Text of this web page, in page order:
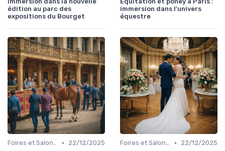
édition au parc des
expositions du Bourget
immersion dans l'univers
équestre
Foires et Salons Grand Public •
22/12/2025
Foires et Salons Grand Public •
22/12/2025